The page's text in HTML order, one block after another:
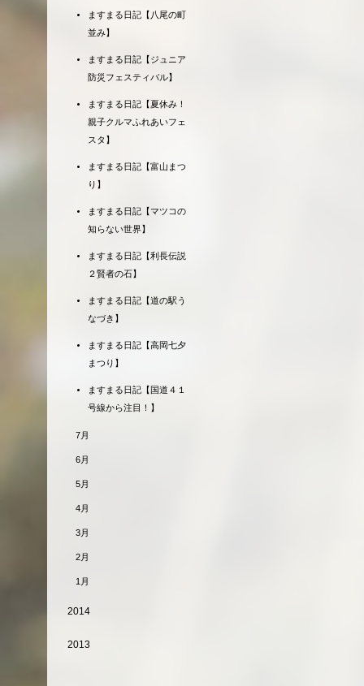
ますまる日記【八尾の町
並み】
ますまる日記【ジュニア
防災フェスティバル】
ますまる日記【夏休み！
親子クルマふれあいフェ
スタ】
ますまる日記【富山まつ
り】
ますまる日記【マツコの
知らない世界】
ますまる日記【利長伝説
２賢者の石】
ますまる日記【道の駅う
なづき】
ますまる日記【高岡七夕
まつり】
ますまる日記【国道４１
号線から注目！】
7月
6月
5月
4月
3月
2月
1月
2014
2013